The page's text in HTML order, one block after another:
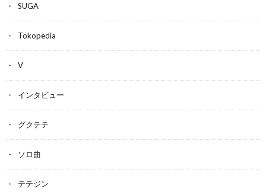
SUGA
Tokopedia
V
インタビュー
グクテテ
ソロ曲
テテジン